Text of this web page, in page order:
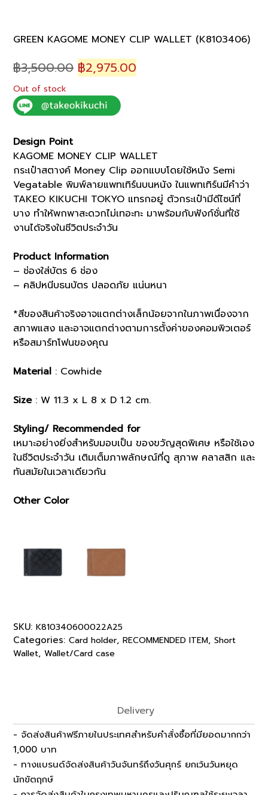
GREEN KAGOME MONEY CLIP WALLET (K8103406)
฿3,500.00 Original
was:
฿3,500.00.
฿2,975.00
Out of stock
Design Point
KAGOME MONEY CLIP WALLET
กระเป๋าสตางค์ Money Clip ออกแบบโดยใช้หนัง Semi
Vegatable พิมพ์ลายแพทเทิร์นบนหนัง ในแพทเทิร์นมีคำว่า
TAKEO KIKUCHI TOKYO แทรกอยู่ ตัวกระเป๋ามีดีไซน์ที่
บาง ทำให้พกพาสะดวกไม่เทอะทะ มาพร้อมกับฟังก์ชั่นที่ใช้
งานได้จริงในชีวิตประจำวัน
Product Information
– ช่องใส่บัตร 6 ช่อง
– คลิปหนีบธนบัตร ปลอดภัย แน่นหนา
*สีของสินค้าจริงอาจแตกต่างเล็กน้อยจากในภาพเนื่องจาก
สภาพแสง และอาจแตกต่างตามการตั้งค่าของคอมพิวเตอร์
หรือสมาร์ทโฟนของคุณ
Material : Cowhide
Size: W 11.3 x L 8 x D 1.2 cm.
Styling/ Recommended for
เหมาะอย่างยิ่งสำหรับมอบเป็น ของขวัญสุดพิเศษ หรือใช้เอง
ในชีวิตประจำวัน เติมเต็มภาพลักษณ์ที่ดู สุภาพ คลาสสิก และ
ทันสมัยในเวลาเดียวกัน
Other Color
SKU: K810340600022A25
Categories: Card holder, RECOMMENDED ITEM, Short
Wallet, Wallet/Card case
Delivery
- จัดส่งสินค้าฟรีภายในประเทศสำหรับคำสั่งซื้อที่มียอดมากกว่า
1,000 บาท
- ทางแบรนด์จัดส่งสินค้าวันจันทร์ถึงวันศุกร์ ยกเว้นวันหยุด
นักขัตฤกษ์